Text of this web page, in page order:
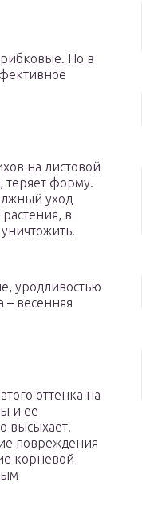
Но в
на листовой
теряет форму.
уход
в
уродливостью
– весенняя
оттенка на
и ее
высыхает.
повреждения
корневой